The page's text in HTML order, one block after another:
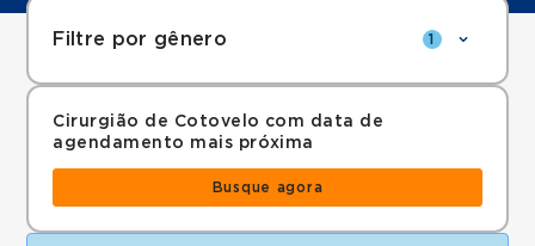
Filtre por gênero 1
Cirurgião de Cotovelo com data de
agendamento mais próxima
Busque agora